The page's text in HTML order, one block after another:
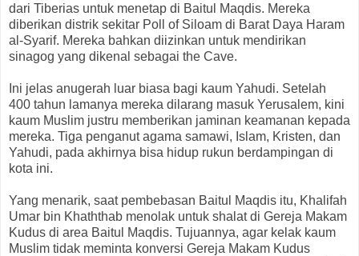
dari Tiberias untuk menetap di Baitul Maqdis. Mereka
diberikan distrik sekitar Poll of Siloam di Barat Daya Haram
al-Syarif. Mereka bahkan diizinkan untuk mendirikan
sinagog yang dikenal sebagai the Cave.
Ini jelas anugerah luar biasa bagi kaum Yahudi. Setelah
400 tahun lamanya mereka dilarang masuk Yerusalem, kini
kaum Muslim justru memberikan jaminan keamanan kepada
mereka. Tiga penganut agama samawi, Islam, Kristen, dan
Yahudi, pada akhirnya bisa hidup rukun berdampingan di
kota ini.
Yang menarik, saat pembebasan Baitul Maqdis itu, Khalifah
Umar bin Khaththab menolak untuk shalat di Gereja Makam
Kudus di area Baitul Maqdis. Tujuannya, agar kelak kaum
Muslim tidak meminta konversi Gereja Makam Kudus